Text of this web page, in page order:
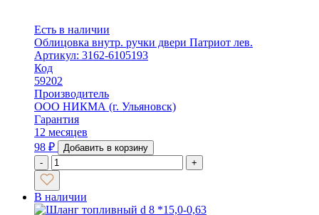
Есть в наличии
Облицовка внутр. ручки двери Патриот лев.
Артикул: 3162-6105193
Код
59202
Производитель
ООО НИКМА (г. Ульяновск)
Гарантия
12 месяцев
98 ₽
Добавить в корзину
-
+
В наличии